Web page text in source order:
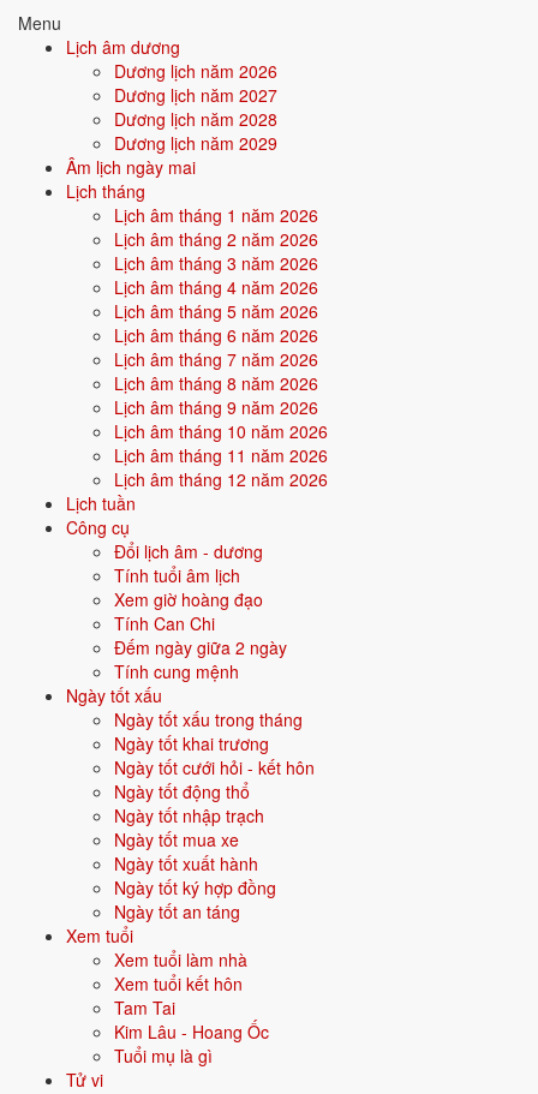
Menu
Lịch âm dương
Dương lịch năm 2026
Dương lịch năm 2027
Dương lịch năm 2028
Dương lịch năm 2029
Âm lịch ngày mai
Lịch tháng
Lịch âm tháng 1 năm 2026
Lịch âm tháng 2 năm 2026
Lịch âm tháng 3 năm 2026
Lịch âm tháng 4 năm 2026
Lịch âm tháng 5 năm 2026
Lịch âm tháng 6 năm 2026
Lịch âm tháng 7 năm 2026
Lịch âm tháng 8 năm 2026
Lịch âm tháng 9 năm 2026
Lịch âm tháng 10 năm 2026
Lịch âm tháng 11 năm 2026
Lịch âm tháng 12 năm 2026
Lịch tuần
Công cụ
Đổi lịch âm - dương
Tính tuổi âm lịch
Xem giờ hoàng đạo
Tính Can Chi
Đếm ngày giữa 2 ngày
Tính cung mệnh
Ngày tốt xấu
Ngày tốt xấu trong tháng
Ngày tốt khai trương
Ngày tốt cưới hỏi - kết hôn
Ngày tốt động thổ
Ngày tốt nhập trạch
Ngày tốt mua xe
Ngày tốt xuất hành
Ngày tốt ký hợp đồng
Ngày tốt an táng
Xem tuổi
Xem tuổi làm nhà
Xem tuổi kết hôn
Tam Tai
Kim Lâu - Hoang Ốc
Tuổi mụ là gì
Tử vi
Tìm hiểu chi tiết nạp âm Thiên Hà Thủy: màu hợp, hướng tốt, năm
sinh, tương sinh tương khắc →
Quan hệ Can × Chi (Hỏa sinh Thổ):
nuôi dưỡng hành động. Người này có xu hướng âm thầm hy sinh để
người khác/môi trường tỏa sáng.
Điểm mạnh:Kiên nhẫn, bền bỉ, âm thầm tích lũy, có sức cống
Điểm cần lưu ý:Dễ bị bào mòn năng lượng nếu không biết giữ
giới hạn cho bản thân.
Bối cảnh vận khí khi sinh năm 2027
Người sinh năm2027rơi vào Vận 9 - Cửu Tử Hỏa
chu kỳ Tam Nguyên Cửu Vận. Mệnh Thủy sinh trong Vận 9 Cửu Tử
Hỏa (Hỏa) - thủy khắc hỏa: bản mệnh phải vượt qua thử thách của
thời đại để khẳng định mình, nhưng nếu vượt được sẽ tạo nên dấu ấn
Tính chất vận:
số, truyền thông, sáng tạo.
Quan hệ mệnh × vận:Thủy khắc Hỏa.
Vận năm 2026 Bính Ngọ cho người sinh năm 2027
2026(Bính Ngọ), người tuổi
thuộc nhómSơ sinh . Quan hệ với Thái Tuế năm xem:
Năm hợp khí - hợp tác, tình cảm, hôn nhân thuận lợi.
Năm 2026 người sinh năm 2027 nên tập trung gì?
-1 (Sơ sinh), người sinh năm 2027 nên ưu tiên các chủ đề
Đặt tên con
Hướng đặt nôi
Đặt tên cho người sinh năm 2027 mệnh Thủy